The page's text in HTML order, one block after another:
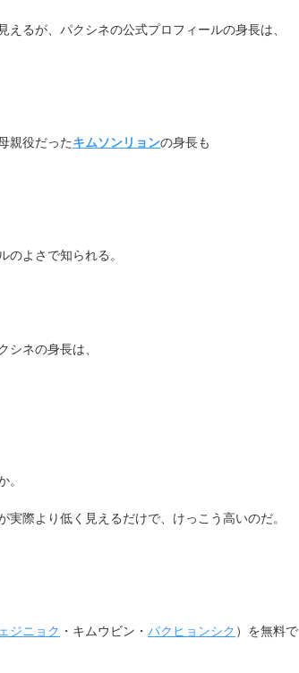
るが、パクシネの公式プロフィールの身長は、
親役だったキムソンリョンの身長も
のよさで知られる。
シネの身長は、
。
際より低く見えるだけで、けっこう高いのだ。
ジニョク ・キムウビン・ パクヒョンシク ）を無料で